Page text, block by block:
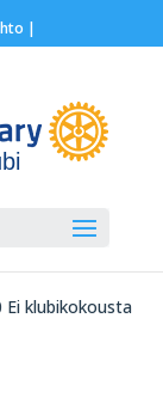
|
Ei klubikokousta